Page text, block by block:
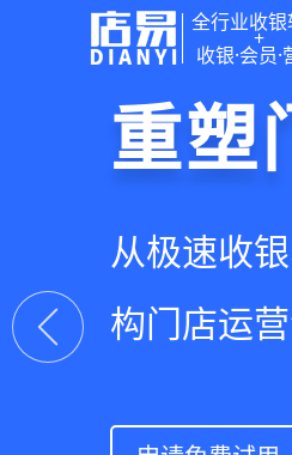
全行业收
+
收银·会员·
门店
智慧收银+
系统解决
重塑
从极速收
构门店运
驱动
从支付即
流量沉淀
快速
借助小程
销售渠道
上一张